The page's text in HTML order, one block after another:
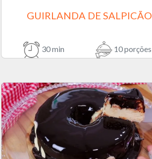
GUIRLANDA DE SALPICÃO
30 min 10 porções